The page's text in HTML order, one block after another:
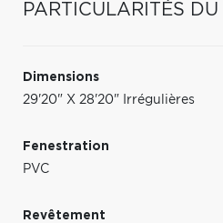
PARTICULARITÉS DU
Dimensions
29'20" X 28'20" Irrégulières
Fenestration
PVC
Revêtement